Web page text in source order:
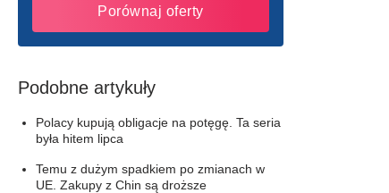
Porównaj oferty
Podobne artykuły
Polacy kupują obligacje na potęgę. Ta seria
była hitem lipca
Temu z dużym spadkiem po zmianach w
UE. Zakupy z Chin są droższe